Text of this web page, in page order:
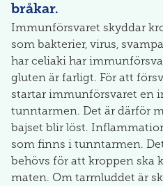
bråkar.
Immunförsvaret skyddar
som bakterier, virus,
har celiaki har
gluten är farligt. För att
startar immunförsvaret en
tunntarmen. Det är därför
bajset blir löst.
som finns i tunntarmen.
behövs för att kroppen ska
maten. Om tarmluddet är